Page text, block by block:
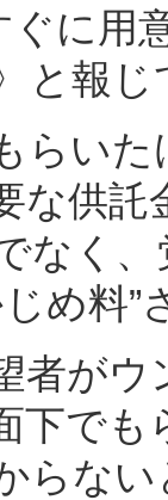
に用
と報じ
らいた
な供
なく
め料”
がウ
下で
らな